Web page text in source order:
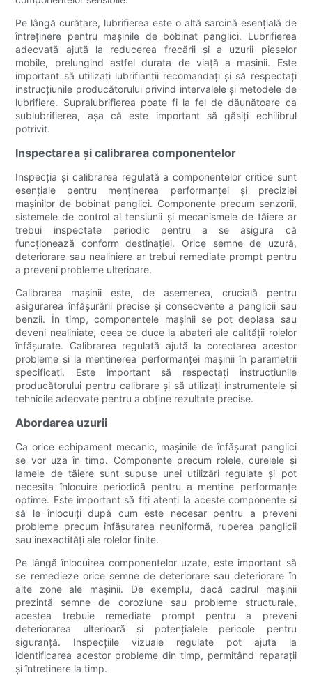
Pe lângă curățare, lubrifierea este o altă sarcină esențială de
întreținere pentru mașinile de bobinat panglici. Lubrifierea
adecvată ajută la reducerea frecării și a uzurii pieselor
mobile, prelungind astfel durata de viață a mașinii. Este
important să utilizați lubrifianții recomandați și să respectați
instrucțiunile producătorului privind intervalele și metodele de
lubrifiere. Supralubrifierea poate fi la fel de dăunătoare ca
sublubrifierea, așa că este important să găsiți echilibrul
potrivit.
Inspectarea și calibrarea componentelor
Inspecția și calibrarea regulată a componentelor critice sunt
esențiale pentru menținerea performanței și preciziei
mașinilor de bobinat panglici. Componente precum senzorii,
sistemele de control al tensiunii și mecanismele de tăiere ar
trebui inspectate periodic pentru a se asigura că
funcționează conform destinației. Orice semne de uzură,
deteriorare sau nealiniere ar trebui remediate prompt pentru
a preveni probleme ulterioare.
Calibrarea mașinii este, de asemenea, crucială pentru
asigurarea înfășurării precise și consecvente a panglicii sau
benzii. În timp, componentele mașinii se pot deplasa sau
deveni nealiniate, ceea ce duce la abateri ale calității rolelor
înfășurate. Calibrarea regulată ajută la corectarea acestor
probleme și la menținerea performanței mașinii în parametrii
specificați. Este important să respectați instrucțiunile
producătorului pentru calibrare și să utilizați instrumentele și
tehnicile adecvate pentru a obține rezultate precise.
Abordarea uzurii
Ca orice echipament mecanic, mașinile de înfășurat panglici
se vor uza în timp. Componente precum rolele, curelele și
lamele de tăiere sunt supuse unei utilizări regulate și pot
necesita înlocuire periodică pentru a menține performanțe
optime. Este important să fiți atenți la aceste componente și
să le înlocuiți după cum este necesar pentru a preveni
probleme precum înfășurarea neuniformă, ruperea panglicii
sau inexactități ale rolelor finite.
Pe lângă înlocuirea componentelor uzate, este important să
se remedieze orice semne de deteriorare sau deteriorare în
alte zone ale mașinii. De exemplu, dacă cadrul mașinii
prezintă semne de coroziune sau probleme structurale,
acestea trebuie remediate prompt pentru a preveni
deteriorarea ulterioară și potențialele pericole pentru
siguranță. Inspecțiile vizuale regulate pot ajuta la
identificarea acestor probleme din timp, permițând reparații
și întreținere la timp.